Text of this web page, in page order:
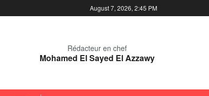
August 7, 2026, 2:45 PM
Rédacteur en chef
Mohamed El Sayed El Azzawy